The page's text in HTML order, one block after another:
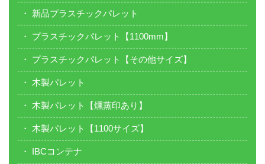
新品プラスチックパレット
プラスチックパレット【1100mm】
プラスチックパレット【その他サイズ】
木製パレット
木製パレット【燻蒸印あり】
木製パレット【1100サイズ】
IBCコンテナ